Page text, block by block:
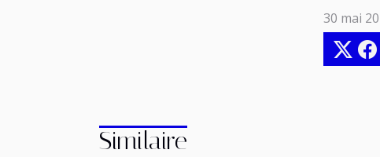
30 mai
Similaire